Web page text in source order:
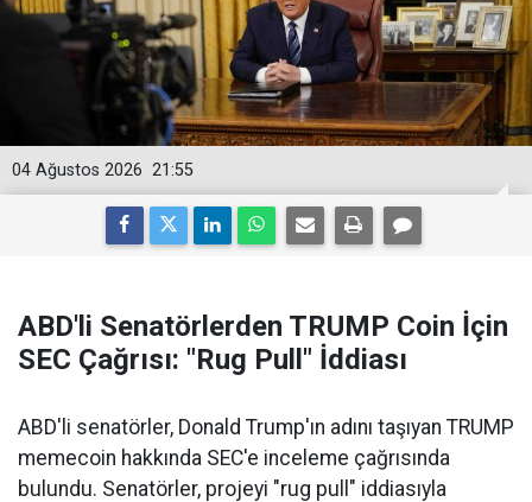
21:55
04 Ağustos 2026
ABD'li Senatörlerden TRUMP Coin İçin
SEC Çağrısı: "Rug Pull" İddiası
ABD'li senatörler, Donald Trump'ın adını taşıyan TRUMP
memecoin hakkında SEC'e inceleme çağrısında
bulundu. Senatörler, projeyi "rug pull" iddiasıyla